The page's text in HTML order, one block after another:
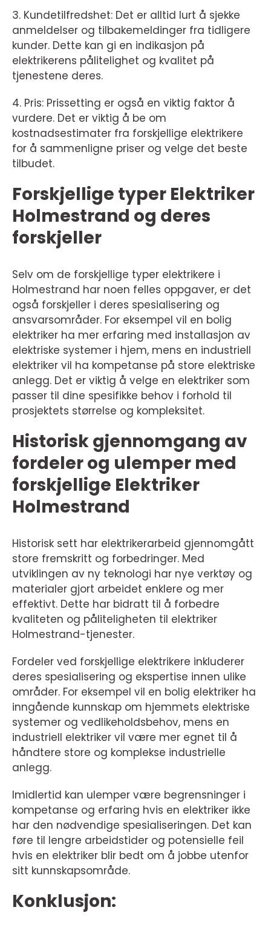
3. Kundetilfredshet: Det er alltid lurt å sjekke
anmeldelser og tilbakemeldinger fra tidligere
kunder. Dette kan gi en indikasjon på
elektrikerens pålitelighet og kvalitet på
tjenestene deres.
4. Pris: Prissetting er også en viktig faktor å
vurdere. Det er viktig å be om
kostnadsestimater fra forskjellige elektrikere
for å sammenligne priser og velge det beste
tilbudet.
Forskjellige typer Elektriker
Holmestrand og deres
forskjeller
Selv om de forskjellige typer elektrikere i
Holmestrand har noen felles oppgaver, er det
også forskjeller i deres spesialisering og
ansvarsområder. For eksempel vil en bolig
elektriker ha mer erfaring med installasjon av
elektriske systemer i hjem, mens en industriell
elektriker vil ha kompetanse på store elektriske
anlegg. Det er viktig å velge en elektriker som
passer til dine spesifikke behov i forhold til
prosjektets størrelse og kompleksitet.
Historisk gjennomgang av
fordeler og ulemper med
forskjellige Elektriker
Holmestrand
Historisk sett har elektrikerarbeid gjennomgått
store fremskritt og forbedringer. Med
utviklingen av ny teknologi har nye verktøy og
materialer gjort arbeidet enklere og mer
effektivt. Dette har bidratt til å forbedre
kvaliteten og påliteligheten til elektriker
Holmestrand-tjenester.
Fordeler ved forskjellige elektrikere inkluderer
deres spesialisering og ekspertise innen ulike
områder. For eksempel vil en bolig elektriker ha
inngående kunnskap om hjemmets elektriske
systemer og vedlikeholdsbehov, mens en
industriell elektriker vil være mer egnet til å
håndtere store og komplekse industrielle
anlegg.
Imidlertid kan ulemper være begrensninger i
kompetanse og erfaring hvis en elektriker ikke
har den nødvendige spesialiseringen. Det kan
føre til lengre arbeidstider og potensielle feil
hvis en elektriker blir bedt om å jobbe utenfor
sitt kunnskapsområde.
Konklusjon: